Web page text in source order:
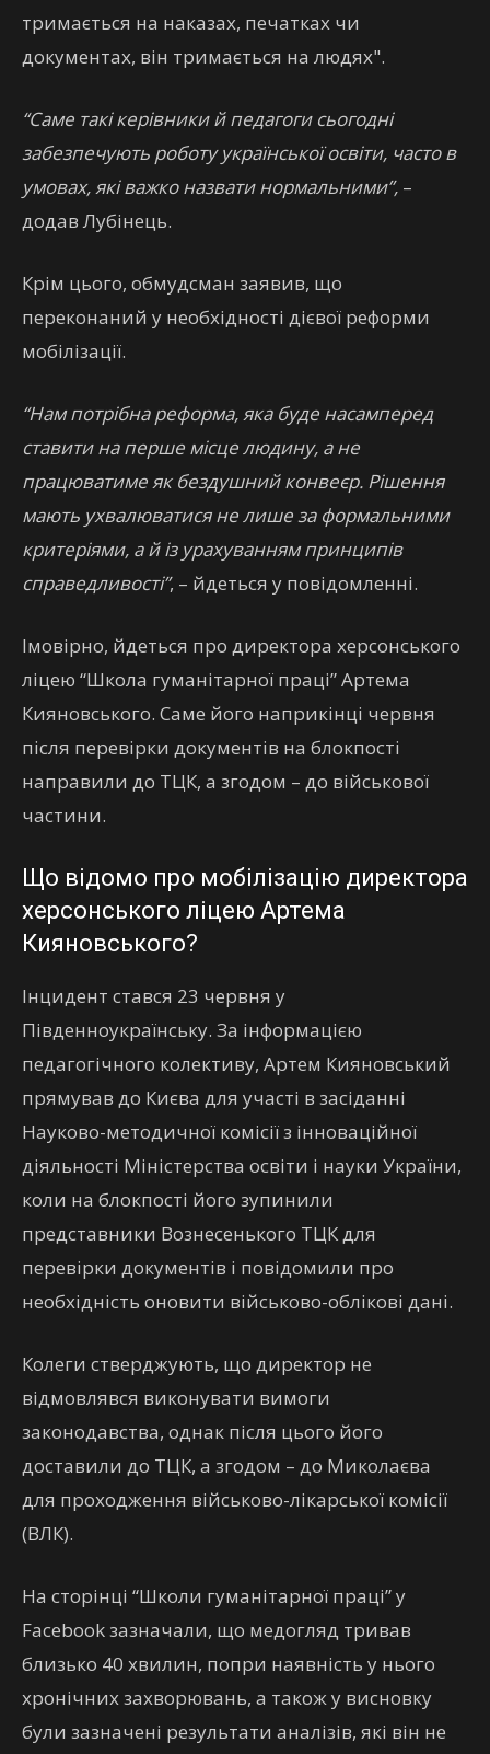
тримається на наказах, печатках чи
документах, він тримається на людях".
“Саме такі керівники й педагоги сьогодні
забезпечують роботу української освіти, часто в
умовах, які важко назвати нормальними”, –
додав Лубінець.
Крім цього, обмудсман заявив, що
переконаний у необхідності дієвої реформи
мобілізації.
“Нам потрібна реформа, яка буде насамперед
ставити на перше місце людину, а не
працюватиме як бездушний конвеєр. Рішення
мають ухвалюватися не лише за формальними
критеріями, а й із урахуванням принципів
справедливості”, – йдеться у повідомленні.
Імовірно, йдеться про директора херсонського
ліцею “Школа гуманітарної праці” Артема
Кияновського. Саме його наприкінці червня
після перевірки документів на блокпості
направили до ТЦК, а згодом – до військової
частини.
Що відомо про мобілізацію директора
херсонського ліцею Артема
Кияновського?
Інцидент стався 23 червня у
Південноукраїнську. За інформацією
педагогічного колективу, Артем Кияновський
прямував до Києва для участі в засіданні
Науково-методичної комісії з інноваційної
діяльності Міністерства освіти і науки України,
коли на блокпості його зупинили
представники Вознесенького ТЦК для
перевірки документів і повідомили про
необхідність оновити військово-облікові дані.
Колеги стверджують, що директор не
відмовлявся виконувати вимоги
законодавства, однак після цього його
доставили до ТЦК, а згодом – до Миколаєва
для проходження військово-лікарської комісії
(ВЛК).
На сторінці “Школи гуманітарної праці” у
Facebook зазначали, що медогляд тривав
близько 40 хвилин, попри наявність у нього
хронічних захворювань, а також у висновку
були зазначені результати аналізів, які він не